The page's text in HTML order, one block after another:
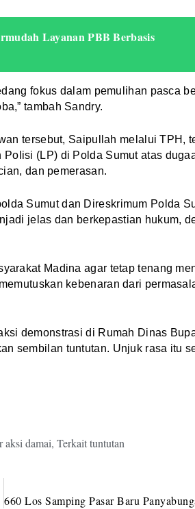
Layanan PBB Berbasis
fokus dalam pemulihan pasca
tambah Sandry.
tersebut, Saipullah melalui TPH,
(LP) di Polda Sumut atas
dan pemerasan.
Sumut dan Direskrimum Polda
jelas dan berkepastian hukum,
Madina agar tetap tenang
kebenaran dari
demonstrasi di Rumah Dinas
sembilan tuntutan. Unjuk rasa itu
aksi damai, Terkait tuntutan